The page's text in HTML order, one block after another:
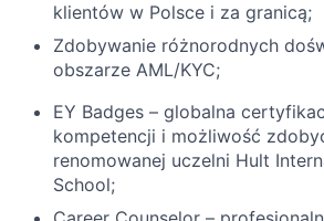
klientów w Polsce i za granicą;
Zdobywanie różnorodnych
obszarze AML/KYC;
EY Badges – globalna
kompetencji i możliwość
renomowanej uczelni Hult
School;